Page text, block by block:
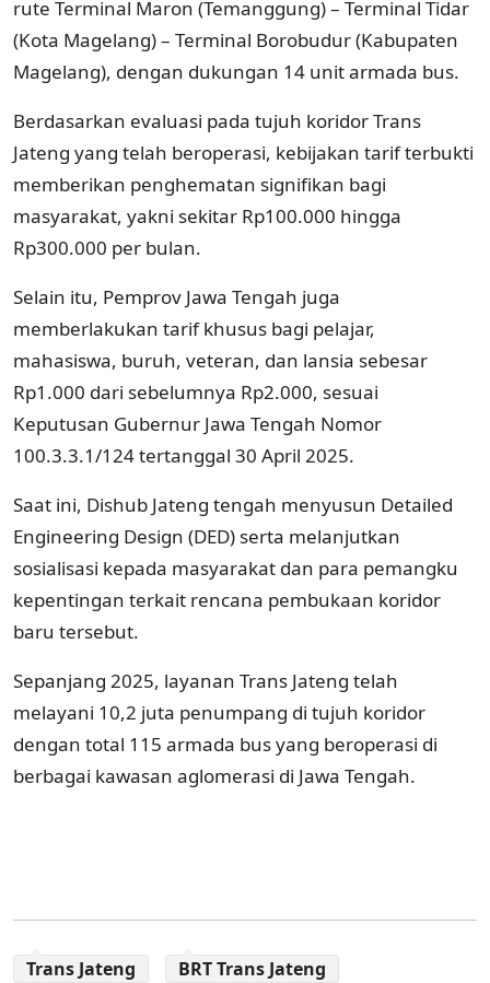
rute Terminal Maron (Temanggung) – Terminal Tidar
(Kota Magelang) – Terminal Borobudur (Kabupaten
Magelang), dengan dukungan 14 unit armada bus.
Berdasarkan evaluasi pada tujuh koridor Trans
Jateng yang telah beroperasi, kebijakan tarif terbukti
memberikan penghematan signifikan bagi
masyarakat, yakni sekitar Rp100.000 hingga
Rp300.000 per bulan.
Selain itu, Pemprov Jawa Tengah juga
memberlakukan tarif khusus bagi pelajar,
mahasiswa, buruh, veteran, dan lansia sebesar
Rp1.000 dari sebelumnya Rp2.000, sesuai
Keputusan Gubernur Jawa Tengah Nomor
100.3.3.1/124 tertanggal 30 April 2025.
Saat ini, Dishub Jateng tengah menyusun Detailed
Engineering Design (DED) serta melanjutkan
sosialisasi kepada masyarakat dan para pemangku
kepentingan terkait rencana pembukaan koridor
baru tersebut.
Sepanjang 2025, layanan Trans Jateng telah
melayani 10,2 juta penumpang di tujuh koridor
dengan total 115 armada bus yang beroperasi di
berbagai kawasan aglomerasi di Jawa Tengah.
Trans Jateng
BRT Trans Jateng